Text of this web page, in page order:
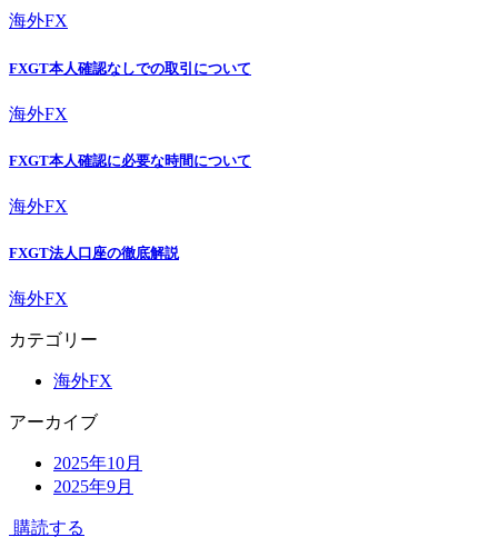
海外FX
FXGT本人確認なしでの取引について
海外FX
FXGT本人確認に必要な時間について
海外FX
FXGT法人口座の徹底解説
海外FX
カテゴリー
海外FX
アーカイブ
2025年10月
2025年9月
購読する